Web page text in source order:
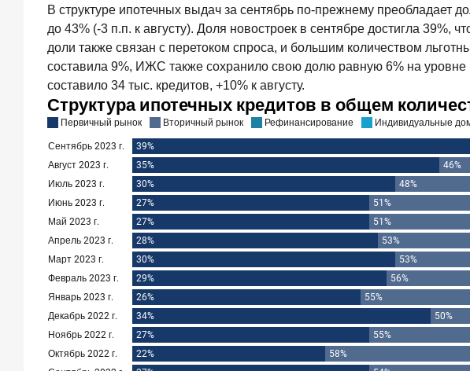
завоевывают
лояльность
private-
клиентов
Рассылка
Frank
RG
Итоги
недели,
трактовка
основных
событий
рынке
В структуре ипотечных выдач за сентябрь по-прежнему преобладает
до 43% (-3 п.п. к августу). Доля новостроек в сентябре достигла 39%,
доли также связан с перетоком спроса, и большим количеством
составила 9%, ИЖС также сохранило свою долю равную 6% на
составило 34 тыс. кредитов, +10% к августу.